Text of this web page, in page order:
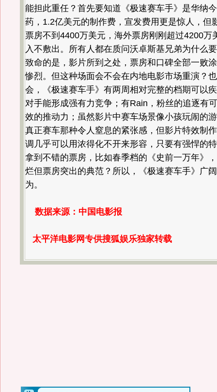
能担此重任？首先要知道《极速赛车手》是华纳
药，1.2亿美元的制作费，宣发费用更是惊人，但
票房不到4400万美元，海外票房刚刚超过4200万
入不敷出。所有人都在质问沃卓斯基兄弟为什么
致命的是，影片所到之处，票房和口碑全部一败
惨烈。但这种场面会不会在内地电影市场重演？
会，《极速赛车手》有两周相对完整的档期可以
对手能形成强有力竞争；有Rain，粉丝的追逐有
效的推动力；虽然影片中赛车场景像小孩玩闹的
真正赛车那种令人窒息的紧张感，但影片特效制
调几乎可以用浓得化不开来形容，只要有强悍的
拿到不错的票房，比如春季档的《史前一万年》
烂但票房突出的典范？所以，《极速赛车手》广
为。
数据来源：中国电影报
太平洋电影网专供搜狐娱乐独家转载